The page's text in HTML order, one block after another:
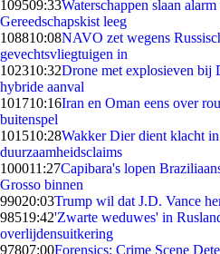
109509:33Waterschappen slaan
Gereedschapskist leeg
108810:08NAVO zet wegens
gevechtsvliegtuigen in
102310:32Drone met explosieven bij
hybride aanval
101710:16Iran en Oman eens over
buitenspel
101510:28Wakker Dier dient klacht
duurzaamheidsclaims
100011:27Capibara's lopen
Grosso binnen
99020:03Trump wil dat J.D. Vance
98519:42'Zwarte weduwes' in
overlijdensuitkering
97807:00Forensics: Crime Scene